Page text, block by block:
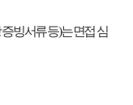
빙서류 등)는 면접 심